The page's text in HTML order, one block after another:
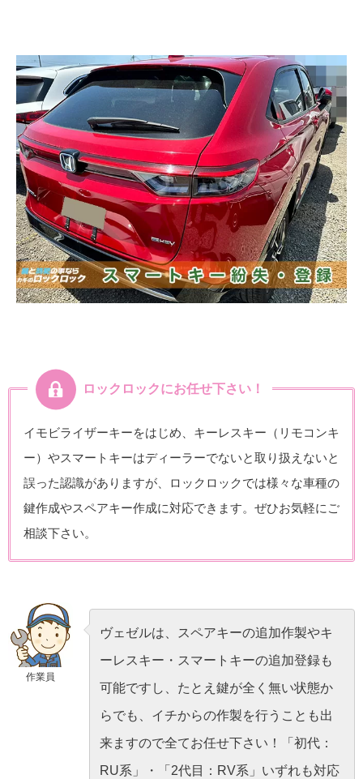
ロックロックにお任せ下さい！
イモビライザーキーをはじめ、キーレスキー（リモコンキ
ー）やスマートキーはディーラーでないと取り扱えないと
誤った認識がありますが、ロックロックでは様々な車種の
鍵作成やスペアキー作成に対応できます。ぜひお気軽にご
相談下さい。
作業員
ヴェゼルは、スペアキーの追加作製やキ
ーレスキー・スマートキーの追加登録も
可能ですし、たとえ鍵が全く無い状態か
らでも、イチからの作製を行うことも出
来ますので全てお任せ下さい！「初代：
RU系」・「2代目：RV系」いずれも対応